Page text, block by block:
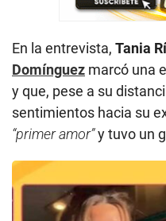
En la entrevista, Tania
Domínguez marcó una
y que, pese a su
sentimientos hacia su
“primer amor”y tuvo un